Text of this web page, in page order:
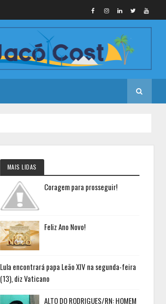
MAIS LIDAS
Coragem para prosseguir!
Feliz Ano Novo!
Lula encontrará papa Leão XIV na segunda-feira
(13), diz Vaticano
ALTO DO RODRIGUES/RN: HOMEM